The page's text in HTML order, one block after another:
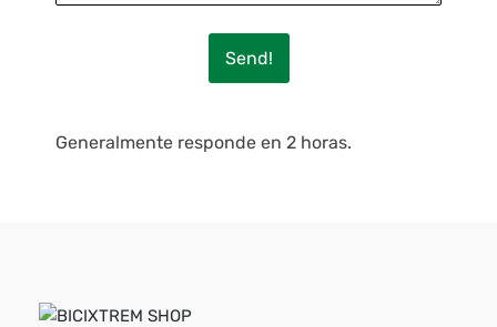
Send!
Generalmente responde en 2 horas.